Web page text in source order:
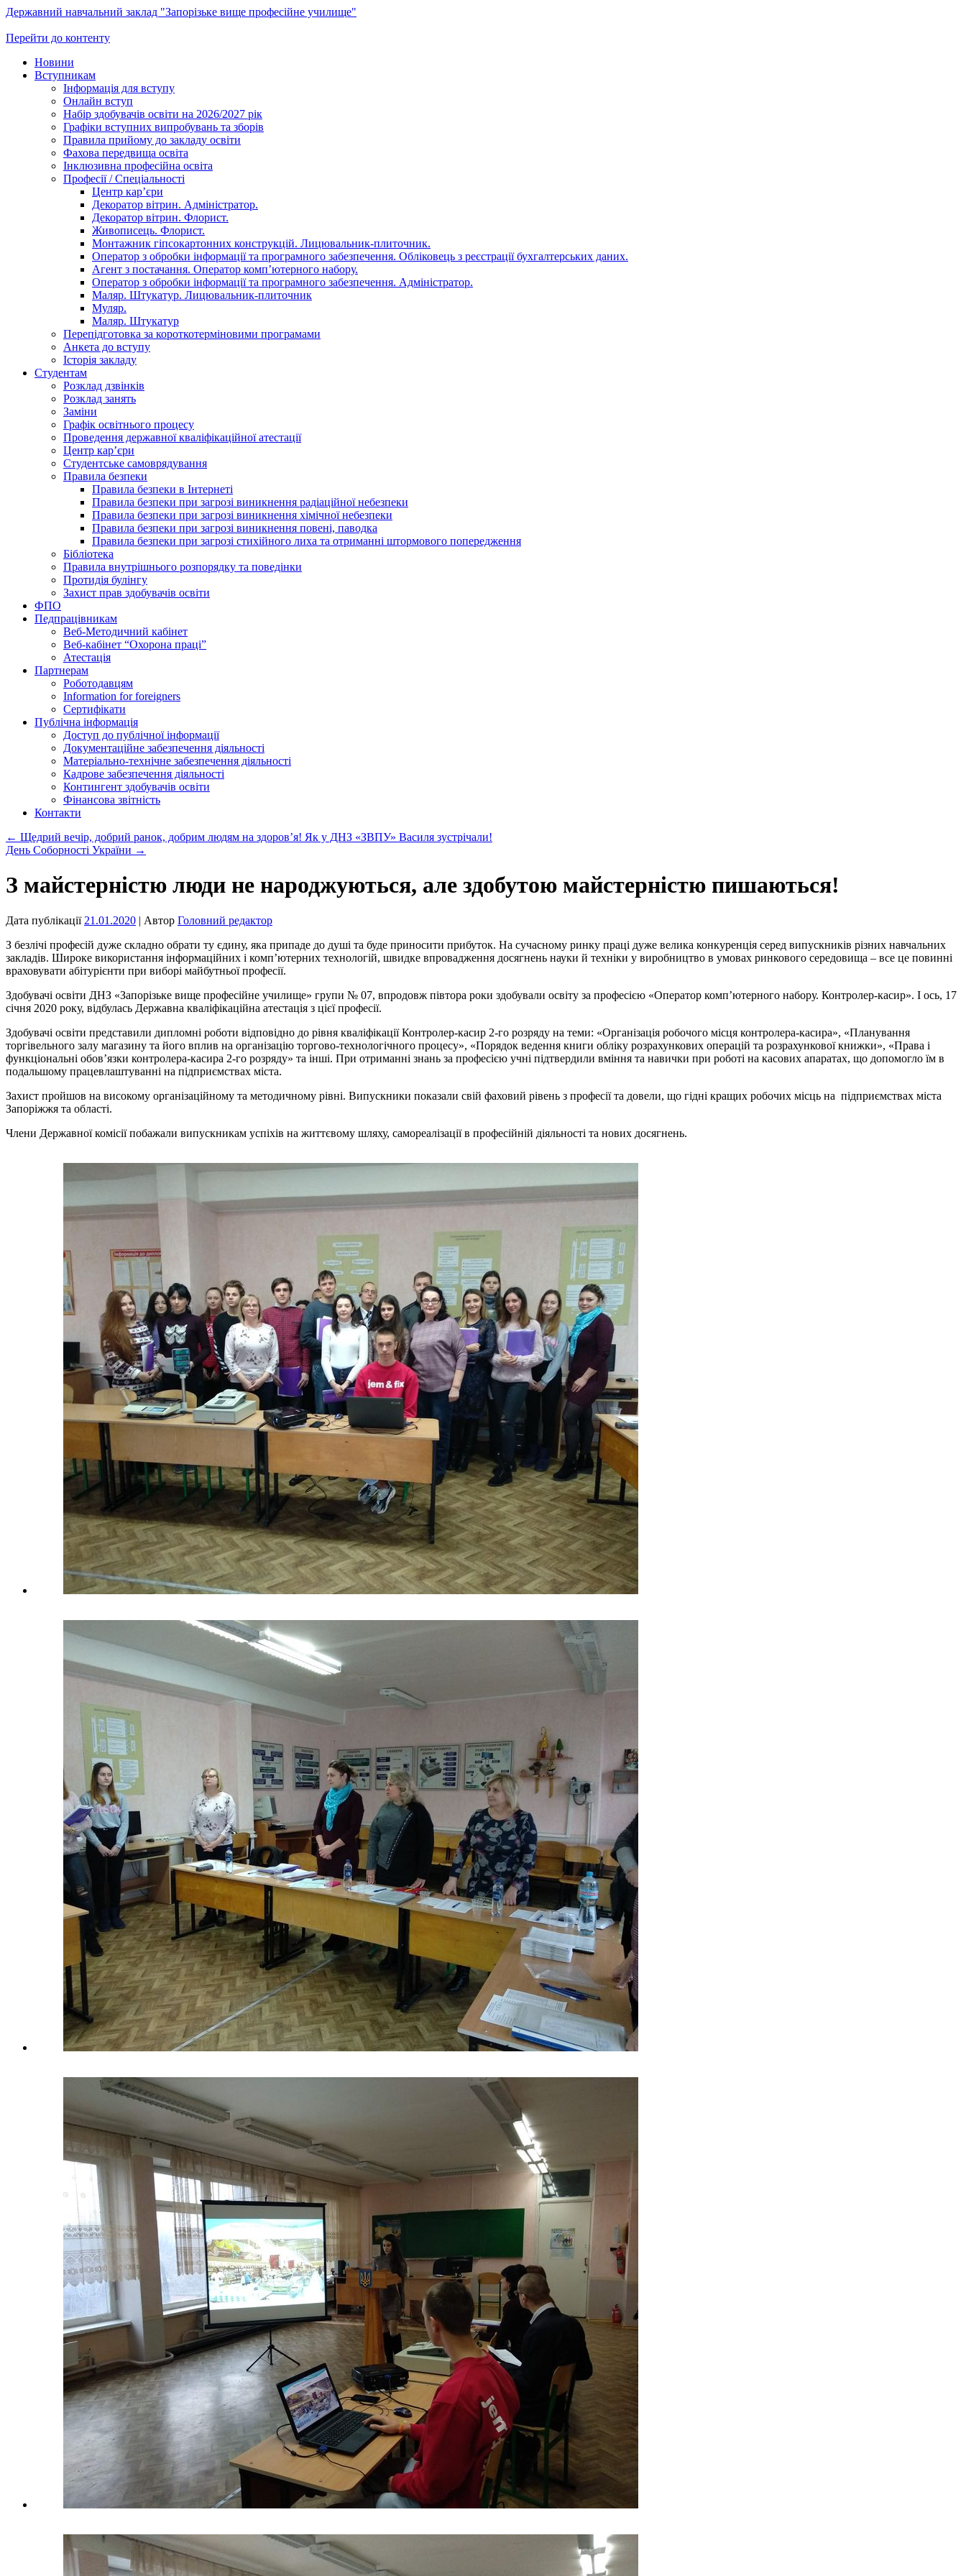
Державний навчальний заклад "Запорізьке вище професійне училище"
Перейти до контенту
Новини
Вступникам
Інформація для вступу
Онлайн вступ
Набір здобувачів освіти на 2026/2027 рік
Графіки вступних випробувань та зборів
Правила прийому до закладу освіти
Фахова передвища освіта
Інклюзивна професійна освіта
Професії / Спеціальності
Центр кар’єри
Декоратор вітрин. Адміністратор.
Декоратор вітрин. Флорист.
Живописець. Флорист.
Монтажник гіпсокартонних конструкцій. Лицювальник-плиточник.
Оператор з обробки інформації та програмного забезпечення. Обліковець з реєстрації бухгалтерських даних.
Агент з постачання. Оператор комп’ютерного набору.
Оператор з обробки інформації та програмного забезпечення. Адміністратор.
Маляр. Штукатур. Лицювальник-плиточник
Муляр.
Маляр. Штукатур
Перепідготовка за короткотерміновими програмами
Анкета до вступу
Історія закладу
Студентам
Розклад дзвінків
Розклад занять
Заміни
Графік освітнього процесу
Проведення державної кваліфікаційної атестації
Центр кар’єри
Студентське самоврядування
Правила безпеки
Правила безпеки в Інтернеті
Правила безпеки при загрозі виникнення радіаційної небезпеки
Правила безпеки при загрозі виникнення хімічної небезпеки
Правила безпеки при загрозі виникнення повені, паводка
Правила безпеки при загрозі стихійного лиха та отриманні штормового попередження
Бібліотека
Правила внутрішнього розпорядку та поведінки
Протидія булінгу
Захист прав здобувачів освіти
ФПО
Педпрацівникам
Веб-Методичний кабінет
Веб-кабінет “Охорона праці”
Атестація
Партнерам
Роботодавцям
Information for foreigners
Сертифікати
Публічна інформація
Доступ до публічної інформації
Документаційне забезпечення діяльності
Матеріально-технічне забезпечення діяльності
Кадрове забезпечення діяльності
Контингент здобувачів освіти
Фінансова звітність
Контакти
← Щедрий вечір, добрий ранок, добрим людям на здоров’я! Як у ДНЗ «ЗВПУ» Василя зустрічали!
День Соборності України →
З майстерністю люди не народжуються, але здобутою майстерністю пишаються!
Дата публікації 21.01.2020 | Автор Головний редактор
З безлічі професій дуже складно обрати ту єдину, яка припаде до душі та буде приносити прибуток. На сучасному ринку праці дуже велика конкуренція серед випускників різних навчальних
закладів. Широке використання інформаційних і комп’ютерних технологій, швидке впровадження досягнень науки й техніки у виробництво в умовах ринкового середовища – все це повинні
враховувати абітурієнти при виборі майбутньої професії.
Здобувачі освіти ДНЗ «Запорізьке вище професійне училище» групи № 07, впродовж півтора роки здобували освіту за професією «Оператор комп’ютерного набору. Контролер-касир». І ось, 17
січня 2020 року, відбулась Державна кваліфікаційна атестація з цієї професії.
Здобувачі освіти представили дипломні роботи відповідно до рівня кваліфікації Контролер-касир 2-го розряду на теми: «Організація робочого місця контролера-касира», «Планування
торгівельного залу магазину та його вплив на організацію торгово-технологічного процесу», «Порядок ведення книги обліку розрахункових операцій та розрахункової книжки», «Права і
функціональні обов’язки контролера-касира 2-го розряду» та інші. При отриманні знань за професією учні підтвердили вміння та навички при роботі на касових апаратах, що допомогло їм в
подальшому працевлаштуванні на підприємствах міста.
Захист пройшов на високому організаційному та методичному рівні. Випускники показали свій фаховий рівень з професії та довели, що гідні кращих робочих місць на підприємствах міста
Запоріжжя та області.
Члени Державної комісії побажали випускникам успіхів на життєвому шляху, самореалізації в професійній діяльності та нових досягнень.